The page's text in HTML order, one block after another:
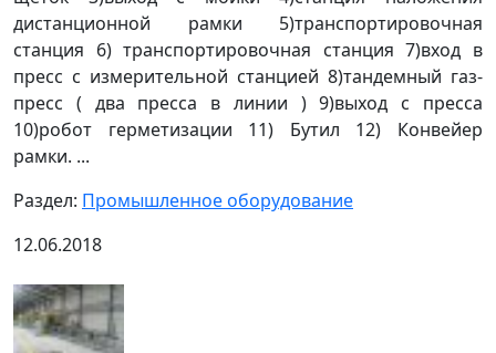
дистанционной рамки 5)транспортировочная
станция 6) транспортировочная станция 7)вход в
пресс с измерительной станцией 8)тандемный газ-
пресс ( два пресса в линии ) 9)выход с пресса
10)робот герметизации 11) Бутил 12) Конвейер
рамки. ...
Раздел: Промышленное оборудование
12.06.2018